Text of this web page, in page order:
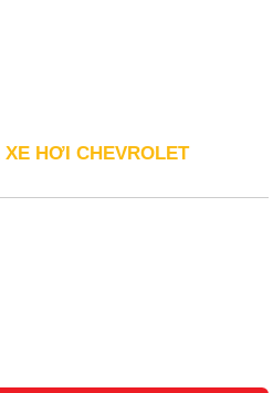
HƠI CHEVROLET